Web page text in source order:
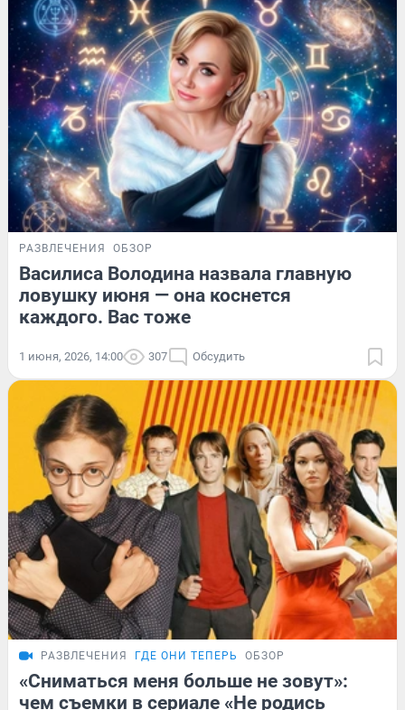
РАЗВЛЕЧЕНИЯ ОБЗОР
Василиса Володина назвала главную
ловушку июня — она коснется
каждого. Вас тоже
1 июня, 2026, 14:00 307 Обсудить
РАЗВЛЕЧЕНИЯ ГДЕ ОНИ ТЕПЕРЬ ОБЗОР
«Сниматься меня больше не зовут»:
чем съемки в сериале «Не родись